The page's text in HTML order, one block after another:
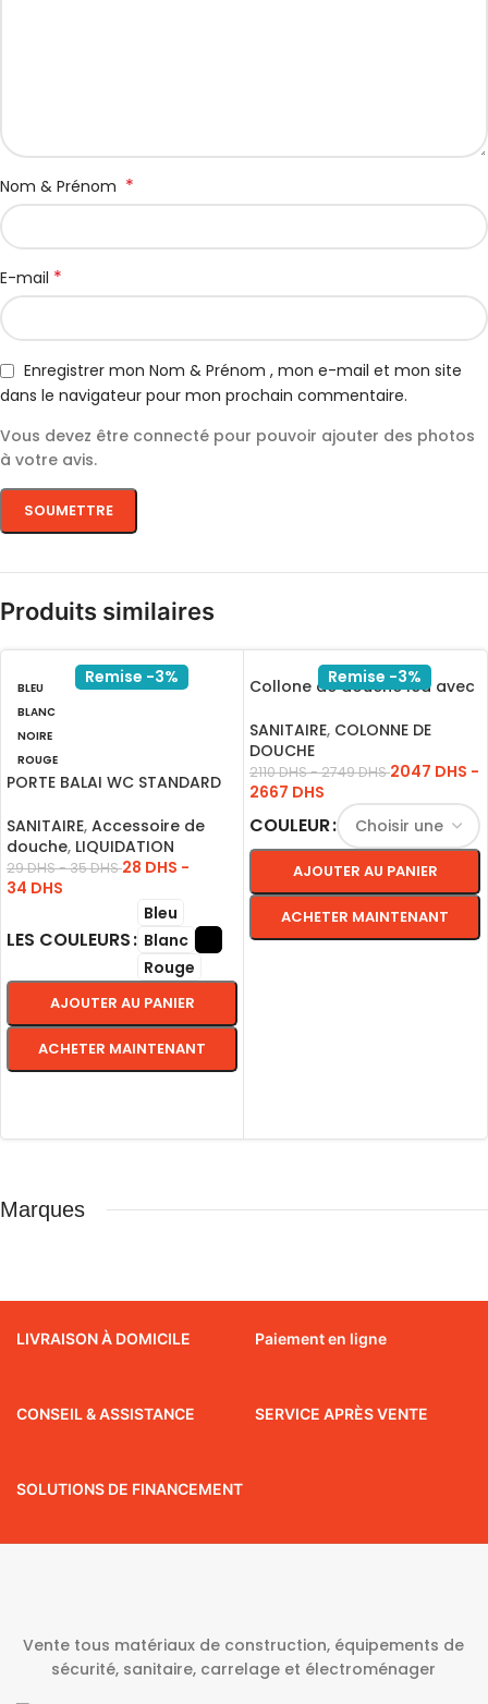
Nom & Prénom *
E-mail *
Enregistrer mon Nom & Prénom , mon e-mail et mon site
dans le navigateur pour mon prochain commentaire.
Vous devez être connecté pour pouvoir ajouter des photos
à votre avis.
Produits similaires
Remise -3%
BLEU
BLANC
NOIRE
ROUGE
PORTE BALAI WC STANDARD
SANITAIRE, Accessoire de
douche, LIQUIDATION
29DHS-35DHS 28 DHS -
34 DHS
LES COULEURS
Bleu
Blanc
Rouge
AJOUTER AU PANIER
ACHETER MAINTENANT
Remise -3%
Collone de douche led avec
SANITAIRE, COLONNE DE
DOUCHE
2110DHS-2749DHS 2047 DHS -
2667 DHS
COULEUR
AJOUTER AU PANIER
ACHETER MAINTENANT
Marques
LIVRAISON À DOMICILE Paiement en ligne
CONSEIL & ASSISTANCE SERVICE APRÈS VENTE
SOLUTIONS DE FINANCEMENT
Vente tous matériaux de construction, équipements de
sécurité, sanitaire, carrelage et électroménager